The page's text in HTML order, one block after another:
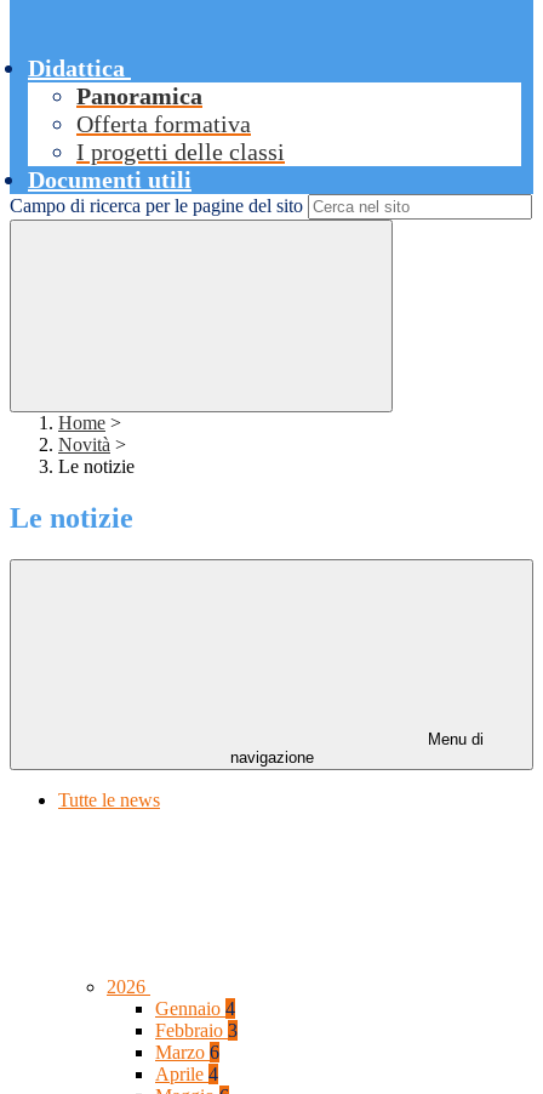
Didattica
Panoramica
Offerta formativa
I progetti delle classi
Documenti utili
Campo di ricerca per le pagine del sito
Home >
Novità >
Le notizie
Le notizie
Menu di
navigazione
Tutte le news
2026
Gennaio 4
Febbraio 3
Marzo 6
Aprile 4